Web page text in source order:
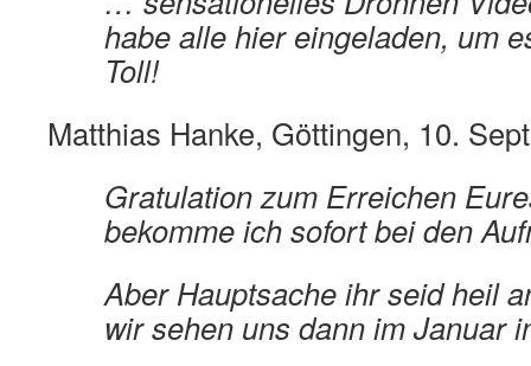
habe alle hier eingeladen, um
Toll!
Matthias Hanke, Göttingen, 10.
Gratulation zum Erreichen
bekomme ich sofort bei den
Aber Hauptsache ihr seid heil
wir sehen uns dann im Januar